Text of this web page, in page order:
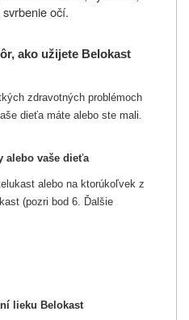
očí.
ako užijete Belokast
zdravotných problémoch
dieťa máte alebo ste mali.
alebo vaše dieťa
alebo na ktorúkoľvek z
(pozri bod 6. Ďalšie
lieku Belokast